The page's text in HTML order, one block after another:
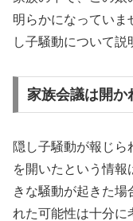
明らかになっていま
し子騒動について説
家族会議は開か
隠し子騒動が報じら
を開いたという情報
きな騒動が起きた場
れた可能性は十分に